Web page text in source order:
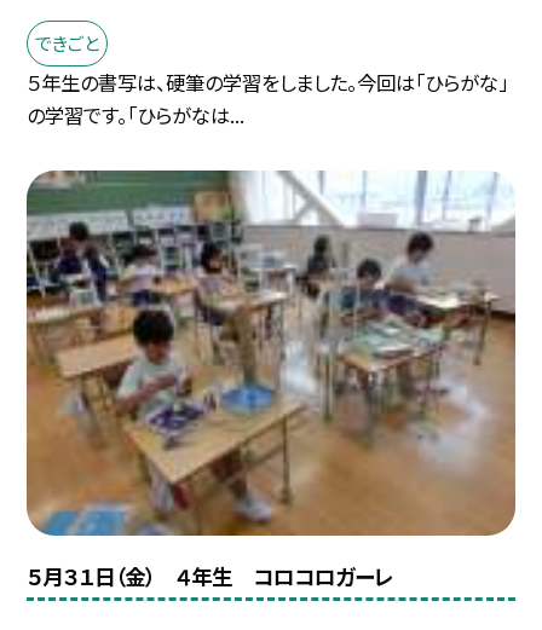
できごと
５年生の書写は、硬筆の学習をしました。今回は「ひらがな」
の学習です。「ひらがなは...
５月３１日（金） ４年生 コロコロガーレ